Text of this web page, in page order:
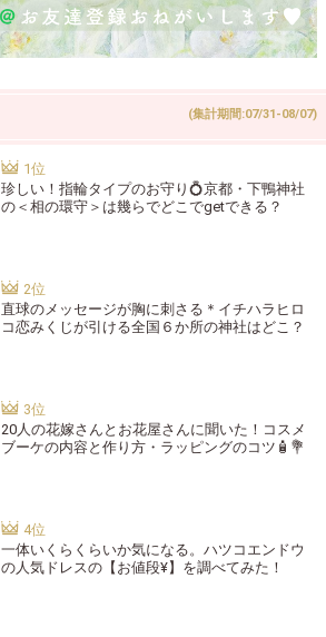
(集計期間:07/31-08/07)
珍しい！指輪タイプのお守り💍京都・下鴨神社
の＜相の環守＞は幾らでどこでgetできる？
直球のメッセージが胸に刺さる＊イチハラヒロ
コ恋みくじが引ける全国６か所の神社はどこ？
20人の花嫁さんとお花屋さんに聞いた！コスメ
ブーケの内容と作り方・ラッピングのコツ🧴💐
一体いくらくらいか気になる。ハツコエンドウ
の人気ドレスの【お値段¥】を調べてみた！